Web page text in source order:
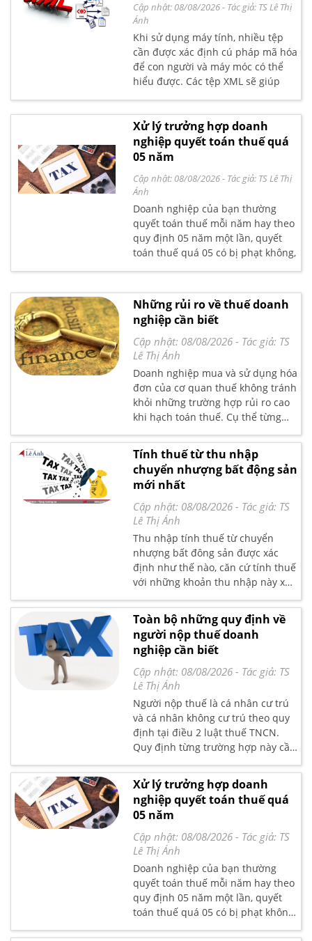
Nhiệm vụ, công việc của kế toán
thuế trong doanh nghiệp, hãy
cùng Kế toán Lê Ánh tìm hiểu chi
tiết trong phần nội dung bài viết
dưới đây.
Cập nhật: 08/08/2026- Tác giả: TS Lê Thị
Ánh
Khi sử dụng máy tính, nhiều tệp
cần được xác định cú pháp mã hóa
để con người và máy móc có thể
hiểu được. Các tệp XML sẽ giúp
tả cấu trúc và các đặc điểm khác
của tài liệu. Bài viết dưới đây Kế
Toán Lê Ánh sẽ giúp các bạn hiểu
XML là gì? Cách download và sử
dụng XML ra sao?
Xử lý trưởng hợp doanh
nghiệp quyết toán thuế quá
05 năm
Cập nhật: 08/08/2026- Tác giả: TS Lê Thị
Ánh
Doanh nghiệp của bạn thường
quyết toán thuế mỗi năm hay theo
quy định 05 năm một lần, quyết
toán thuế quá 05 có bị phạt không,
quyết toán cho cả 05 năm trước
đó. Kế toán Lê Ánh xin gửi đến bạn
đọc bài viết hướng dẫn chi tiết tại
đây.
Những rủi ro về thuế doanh
nghiệp cần biết
Cập nhật: 08/08/2026 - Tác giả: TS
Lê Thị Ánh
Doanh nghiệp mua và sử dụng hóa
đơn của cơ quan thuế không tránh
khỏi những trường hợp rủi ro cao
khi hạch toán thuế. Cụ thể từng
trường hợp như thế nào, kế toán
Lê Ánh xin gửi đến bạn đọc bài viết
nghiệp vụ chi tiết tại đây nhé.
Tính thuế từ thu nhập
chuyển nhượng bất động sản
mới nhất
Cập nhật: 08/08/2026 - Tác giả: TS
Lê Thị Ánh
Thu nhập tính thuế từ chuyển
nhượng bất đông sản được xác
định như thế nào, căn cứ tính thuế
với những khoản thu nhập này xác
định theo TT92/2015/TT-BTC. Kế
toán Lê Ánh xin gửi đến bạn đọc
bài viết nghiệp vụ chi tiết tại đây
nhé .
Toàn bộ những quy định về
người nộp thuế doanh
nghiệp cần biết
Cập nhật: 08/08/2026 - Tác giả: TS
Lê Thị Ánh
Người nộp thuế là cá nhân cư trú
và cá nhân không cư trú theo quy
định tại điều 2 luật thuế TNCN.
Quy định từng trường hợp này cần
lưu ý những gì. Tham khảo bài viết
nghiệp vụ chi tiết do kế toán
trưởng tại trung tâm Lê Ánh trình
bày tại đây nhé
Xử lý trưởng hợp doanh
nghiệp quyết toán thuế quá
05 năm
Cập nhật: 08/08/2026 - Tác giả: TS
Lê Thị Ánh
Doanh nghiệp của bạn thường
quyết toán thuế mỗi năm hay theo
quy định 05 năm một lần, quyết
toán thuế quá 05 có bị phạt không,
theo quy định nào, qua thời hạn